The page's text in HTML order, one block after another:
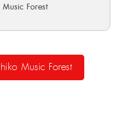
Forest
Music Forest